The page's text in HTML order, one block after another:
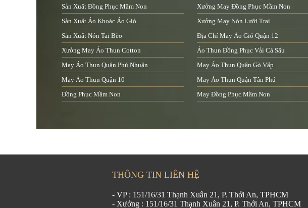
Sản Xuất Đồng Phục Mầm Non
Xưởng May Đồng Phục Mầm Non
Sản Xuất Áo Khoác Áo Gió
Xưởng May Nón Lưỡi Trai
Sản Xuất Nón Tai Bèo
Địa Chỉ May Áo Gió Quận 12
Xưởng May Áo Thun Cotton
Áo Thun Đồng Phục Vải Cá Sấu
May Áo Thun Quận Phú Nhuận
May Áo Thun Quận Gò Vấp
May Áo Thun Quận 10
May Áo Thun Quận Tân Phú
Đồng Phục Mầm Non
May Đồng Phục Mầm Non
THÔNG TIN LIÊN HỆ
- VP : 151/16/31 Thạnh Xuân 21, P. Thới An, TPHCM
- Xưởng : 151/16/31 Thạnh Xuân 21, P. Thới An, TPHCM